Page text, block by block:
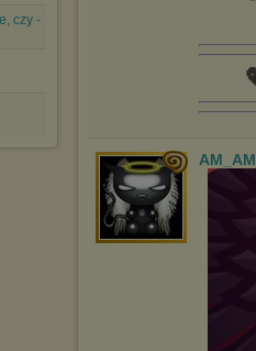
czy -
AM_AM